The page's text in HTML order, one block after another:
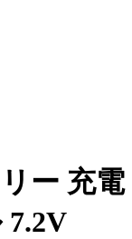
ー 充電
7.2V